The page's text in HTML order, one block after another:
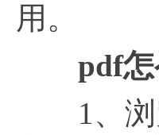
用。
pdf
1、浏览